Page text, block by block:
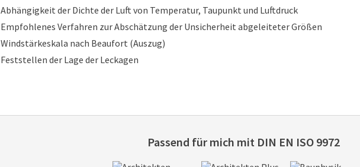
Abhängigkeit der Dichte der Luft von Temperatur, Taupunkt und Luftdruck
Empfohlenes Verfahren zur Abschätzung der Unsicherheit abgeleiteter Größen
Windstärkeskala nach Beaufort (Auszug)
Feststellen der Lage der Leckagen
Passend für mich mit DIN EN ISO 9972